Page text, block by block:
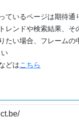
ているページは期待通
レンドや検索結果、そ
たい場合、フレームの
どはこちら